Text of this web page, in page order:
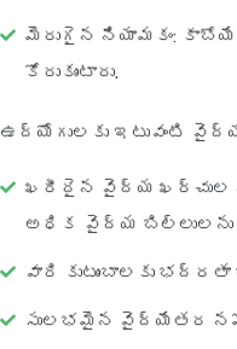
మెరుగైన నియామకం: కాబోయే
కోరుకుంటారు.
ఉద్యోగులకు ఇటువంటి
ఖరీదైన వైద్య ఖర్చుల
అధిక వైద్య బిల్లులను
వారి కుటుంబాలకు
సులభమైన వైద్యేతర